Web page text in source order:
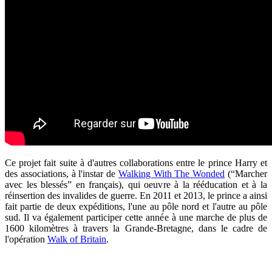
Ce projet fait suite à d'autres collaborations entre le prince Harry et
des associations, à l'instar de Walking With The Wonded (“Marcher
avec les blessés” en français), qui oeuvre à la rééducation et à la
réinsertion des invalides de guerre. En 2011 et 2013, le prince a ainsi
fait partie de deux expéditions, l'une au pôle nord et l'autre au pôle
sud. Il va également participer cette année à une marche de plus de
1600 kilomètres à travers la Grande-Bretagne, dans le cadre de
l'opération Walk of Britain.